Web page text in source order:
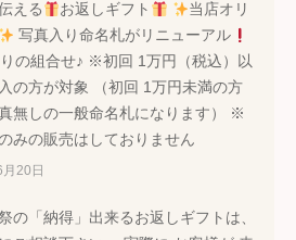
える お返しギフト
当店オリ
写真入り命名札がリニューアル
の組合せ♪ ※初回 1万円（税込）以
の方が対象 （初回 1万円未満の方
無しの一般命名札になります） ※
みの販売はしておりません
20日
の「納得」出来るお返しギフトは、